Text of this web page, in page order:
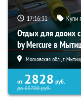
17:16:30 Купи
Отдых для двоих
by Mercure в
Московская обл., г.
от 2828 руб.
до65700руб.